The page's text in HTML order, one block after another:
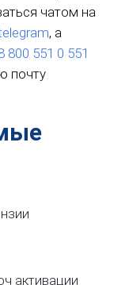
чатом на
, а
800 551 0 551
почту
активации